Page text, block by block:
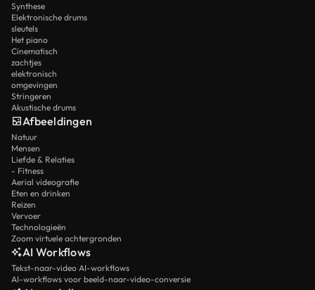
Synthese
Elektronische drums
sleutels
Het piano
Cinematisch
zachtjes
elektronisch
omgevingen
Stringeren
Akustische drums
Afbeeldingen
Natuur
Mensen
Liefde & Relaties
- Fitness
Aerial videografie
Eten en drinken
Reizen
Vervoer
Technologieën
Zoom virtuele achtergronden
AI Workflows
Tekst-naar-video AI-workflows
AI-workflows voor beeld-naar-video-conversie